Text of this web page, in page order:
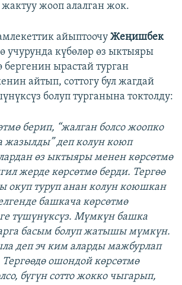
жооп алалган жок.
айыптоочу Жеңишбек
учурунда күбөлөр өз ыктыяры
ырастай турган
айтып, соттогу бул жагдай
болуп турганына токтолду:
берип, “жалган болсо жоопко
жазылды” деп колун коюп
өз ыктыяры менен көрсөтмө
жерде көрсөтмө берди. Тергөө
окуп туруп анан колун коюшкан
башкача көрсөтмө
түшүнүксүз. Мүмкүн башка
басым болуп жатышы мүмкүн.
деп эч ким аларды мажбурлап
ошондой көрсөтмө
бүгүн сотто жокко чыгарып,